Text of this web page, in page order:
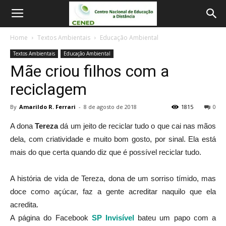
Home Textos Ambientais Educação Ambiental
Textos Ambientais Educação Ambiental
Mãe criou filhos com a
reciclagem
By Amarildo R. Ferrari - 8 de agosto de 2018 0
1815
A donaTerezadá um jeito de reciclar tudo o que cai nas mãos
dela, com criatividade e muito bom gosto, por sinal. Ela está
mais do que certa quando diz que é possível reciclar tudo.
A história de vida de Tereza, dona de um sorriso tímido, mas
doce como açúcar, faz a gente acreditar naquilo que ela
acredita.
A página do Facebook SP Invisível bateu um papo com a